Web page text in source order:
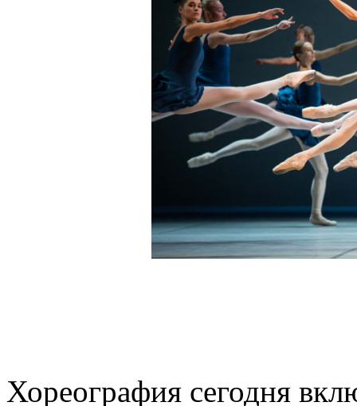
Хореография сегодня